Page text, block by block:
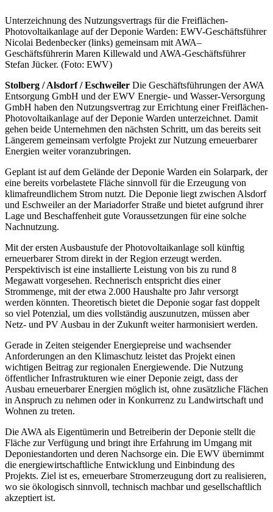
Unterzeichnung des Nutzungsvertrags für die Freiflächen-
Photovoltaikanlage auf der Deponie Warden: EWV-Geschäftsführer
Nicolai Bedenbecker (links) gemeinsam mit AWA–
Geschäftsführerin Maren Killewald und AWA-Geschäftsführer
Stefan Jücker. (Foto: EWV)
Stolberg / Alsdorf / Eschweiler Die Geschäftsführungen der AWA
Entsorgung GmbH und der EWV Energie- und Wasser-Versorgung
GmbH haben den Nutzungsvertrag zur Errichtung einer Freiflächen-
Photovoltaikanlage auf der Deponie Warden unterzeichnet. Damit
gehen beide Unternehmen den nächsten Schritt, um das bereits seit
Längerem gemeinsam verfolgte Projekt zur Nutzung erneuerbarer
Energien weiter voranzubringen.
Geplant ist auf dem Gelände der Deponie Warden ein Solarpark, der
eine bereits vorbelastete Fläche sinnvoll für die Erzeugung von
klimafreundlichem Strom nutzt. Die Deponie liegt zwischen Alsdorf
und Eschweiler an der Mariadorfer Straße und bietet aufgrund ihrer
Lage und Beschaffenheit gute Voraussetzungen für eine solche
Nachnutzung.
Mit der ersten Ausbaustufe der Photovoltaikanlage soll künftig
erneuerbarer Strom direkt in der Region erzeugt werden.
Perspektivisch ist eine installierte Leistung von bis zu rund 8
Megawatt vorgesehen. Rechnerisch entspricht dies einer
Strommenge, mit der etwa 2.000 Haushalte pro Jahr versorgt
werden könnten. Theoretisch bietet die Deponie sogar fast doppelt
so viel Potenzial, um dies vollständig auszunutzen, müssen aber
Netz- und PV Ausbau in der Zukunft weiter harmonisiert werden.
Gerade in Zeiten steigender Energiepreise und wachsender
Anforderungen an den Klimaschutz leistet das Projekt einen
wichtigen Beitrag zur regionalen Energiewende. Die Nutzung
öffentlicher Infrastrukturen wie einer Deponie zeigt, dass der
Ausbau erneuerbarer Energien möglich ist, ohne zusätzliche Flächen
in Anspruch zu nehmen oder in Konkurrenz zu Landwirtschaft und
Wohnen zu treten.
Die AWA als Eigentümerin und Betreiberin der Deponie stellt die
Fläche zur Verfügung und bringt ihre Erfahrung im Umgang mit
Deponiestandorten und deren Nachsorge ein. Die EWV übernimmt
die energiewirtschaftliche Entwicklung und Einbindung des
Projekts. Ziel ist es, erneuerbare Stromerzeugung dort zu realisieren,
wo sie ökologisch sinnvoll, technisch machbar und gesellschaftlich
akzeptiert ist.